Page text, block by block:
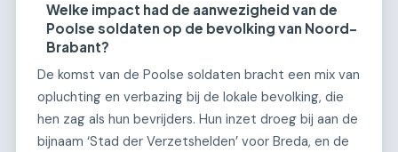
Welke impact had de aanwezigheid van de
Poolse soldaten op de bevolking van Noord-
Brabant?
De komst van de Poolse soldaten bracht een mix van
opluchting en verbazing bij de lokale bevolking, die
hen zag als hun bevrijders. Hun inzet droeg bij aan de
bijnaam ‘Stad der Verzetshelden’ voor Breda, en de